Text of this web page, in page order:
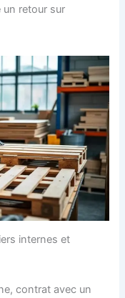
un retour sur
internes et
contrat avec un